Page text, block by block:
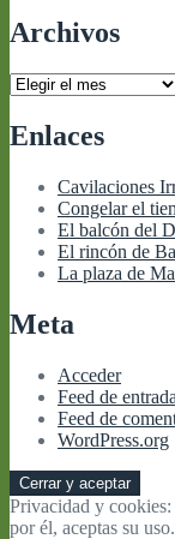
Archivos
Archivos
Enlaces
Cavilaciones
Congelar el
El balcón del
El rincón de
La plaza de
Meta
Acceder
Feed de
Feed de
WordPress.org
Privacidad y cookies:
por él, aceptas su uso.